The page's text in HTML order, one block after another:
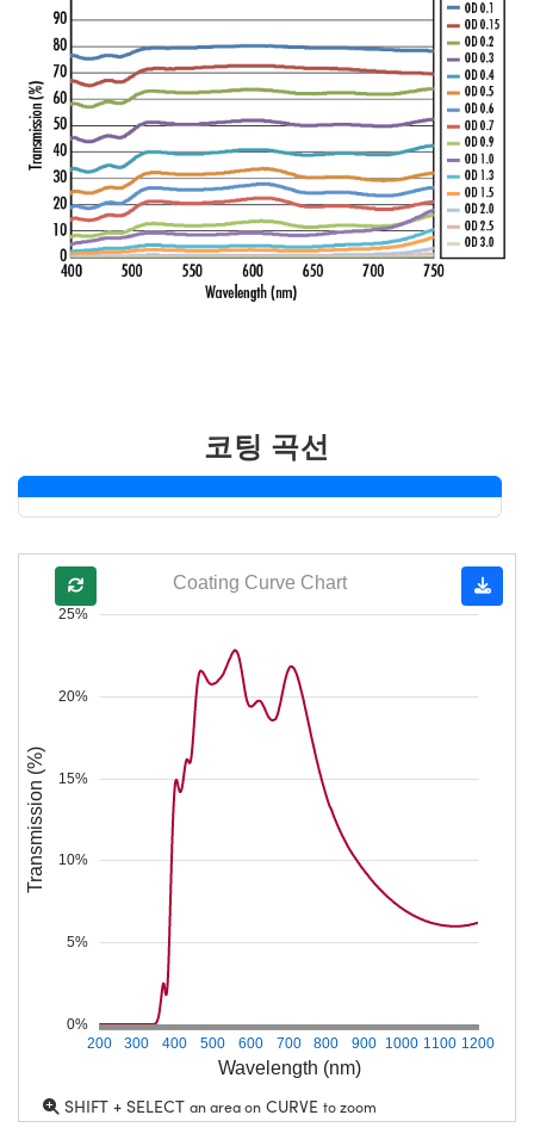
코팅 곡선
Wavelength (nm)
200 300 400 500 600 700 800 900 1000 1100 1200
0%
5%
10%
15%
20%
25%
Transmission (%)
Coating Curve Chart
SHIFT + SELECT an area on CURVE to zoom